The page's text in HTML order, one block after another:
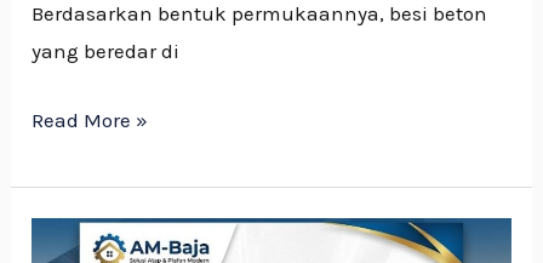
Berdasarkan bentuk permukaannya, besi beton
yang beredar di
Read More »
Plavon